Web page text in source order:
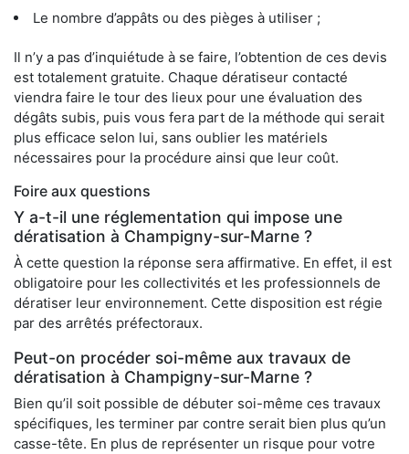
Le nombre d’appâts ou des pièges à utiliser ;
Il n’y a pas d’inquiétude à se faire, l’obtention de ces devis
est totalement gratuite. Chaque dératiseur contacté
viendra faire le tour des lieux pour une évaluation des
dégâts subis, puis vous fera part de la méthode qui serait
plus efficace selon lui, sans oublier les matériels
nécessaires pour la procédure ainsi que leur coût.
Foire aux questions
Y a-t-il une réglementation qui impose une
dératisation à Champigny-sur-Marne ?
À cette question la réponse sera affirmative. En effet, il est
obligatoire pour les collectivités et les professionnels de
dératiser leur environnement. Cette disposition est régie
par des arrêtés préfectoraux.
Peut-on procéder soi-même aux travaux de
dératisation à Champigny-sur-Marne ?
Bien qu’il soit possible de débuter soi-même ces travaux
spécifiques, les terminer par contre serait bien plus qu’un
casse-tête. En plus de représenter un risque pour votre